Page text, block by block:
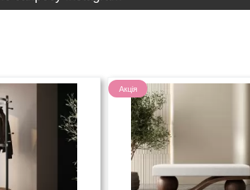
Акція